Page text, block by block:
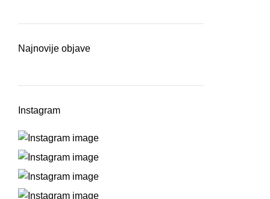
Najnovije objave
Instagram